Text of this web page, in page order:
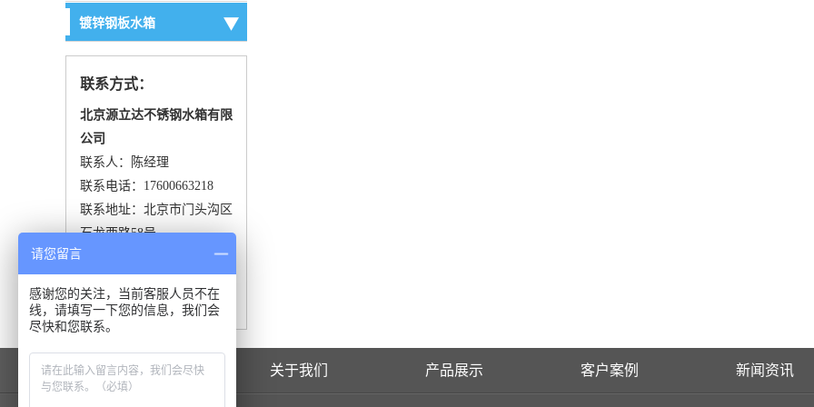
镀锌钢板水箱 ▶
联系方式：
北京源立达不锈钢水箱有限
公司
联系人：陈经理
联系电话：17600663218
联系地址：北京市门头沟区
石龙西路58号
企业网址：www.yldsx.com
立即咨询我们
网站首页 关于我们 产品展示 客户案例 新闻资讯
请您留言
感谢您的关注，当前客服人员不在
线，请填写一下您的信息，我们会
尽快和您联系。